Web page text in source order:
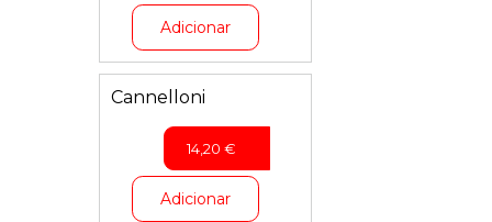
Adicionar
Cannelloni
14,20 €
Adicionar